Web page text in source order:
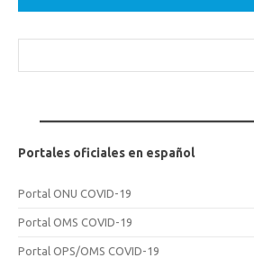
Portales oficiales en español
Portal ONU COVID-19
Portal OMS COVID-19
Portal OPS/OMS COVID-19